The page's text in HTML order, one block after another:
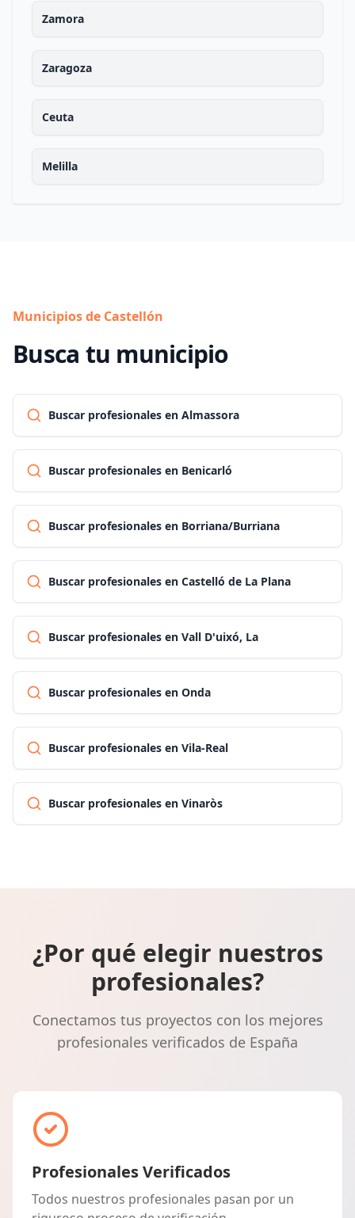
Zamora
Zaragoza
Ceuta
Melilla
Municipios de Castellón
Busca tu municipio
Buscar profesionales en Almassora
Buscar profesionales en Benicarló
Buscar profesionales en Borriana/Burriana
Buscar profesionales en Castelló de La Plana
Buscar profesionales en Vall D'uixó, La
Buscar profesionales en Onda
Buscar profesionales en Vila-Real
Buscar profesionales en Vinaròs
¿Por qué elegir nuestros
profesionales?
Conectamos tus proyectos con los mejores
profesionales verificados de España
Profesionales Verificados
Todos nuestros profesionales pasan por un